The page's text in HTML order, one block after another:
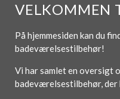
VELKOMMEN
På hjemmesiden kan du
badeværelsestilbehør!
Vi har samlet en oversigt
badeværelsestilbehør,